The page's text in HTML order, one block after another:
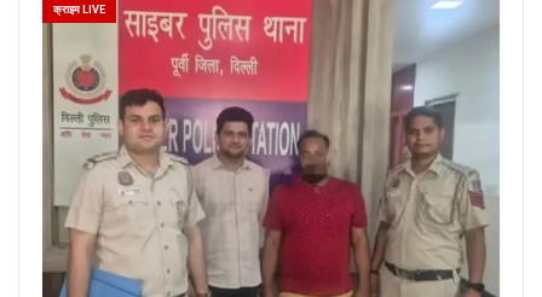
क्राइम LIVE